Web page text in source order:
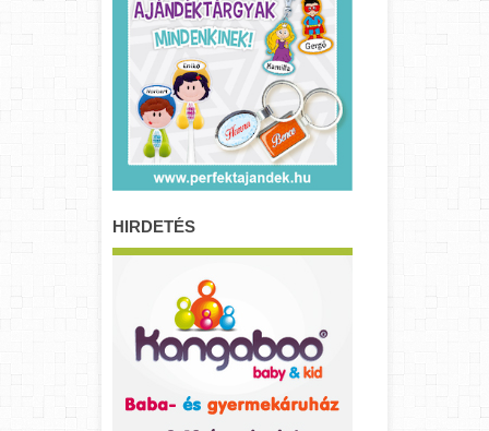
HIRDETÉS